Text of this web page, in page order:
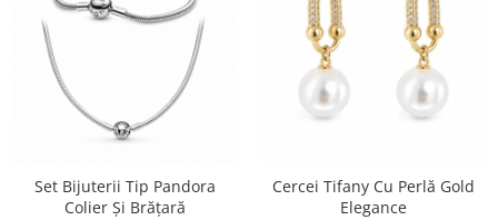
Set Bijuterii Tip Pandora
Colier Și Brățară
Cercei Tifany Cu Perlă Gold
Elegance